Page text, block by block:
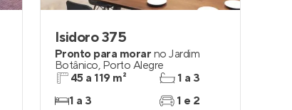
Isidoro 375
Pronto para morar no Jardim
Botânico, Porto Alegre
45 a 119 m²
1 a 3
1 a 3
1 e 2